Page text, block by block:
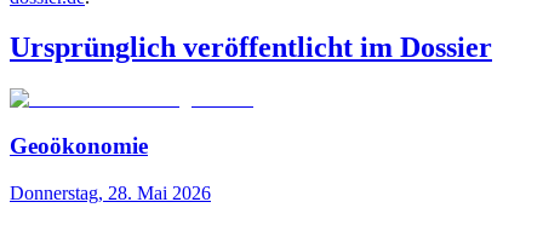
Ursprünglich veröffentlicht im Dossier
Geoökonomie
Donnerstag, 28. Mai 2026